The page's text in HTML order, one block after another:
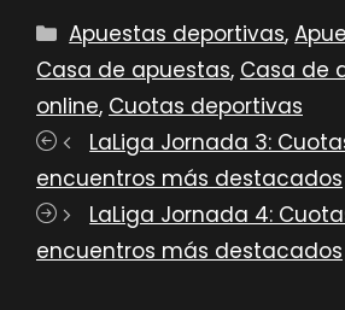
Categorías
Apuestas deportivas,
Casa de apuestas, Casa de
online, Cuotas deportivas
LaLiga Jornada 3:
encuentros más destacados
LaLiga Jornada 4:
encuentros más destacados